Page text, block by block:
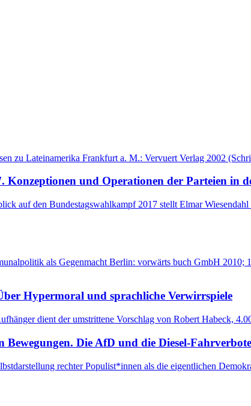
zu Lateinamerika Frankfurt a. M.: Vervuert Verlag 2002
Konzeptionen und Operationen der Parteien in
auf den Bundestagswahlkampf 2017 stellt Elmar
als Gegenmacht Berlin: vorwärts buch GmbH
Hypermoral und sprachliche Verwirrspiele
dient der umstrittene Vorschlag von Robert Habeck,
Die AfD und die Diesel-
rechter Populist*innen als die eigentlichen